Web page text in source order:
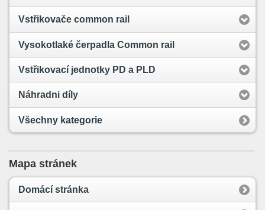
Vstřikovače common rail
Vysokotlaké čerpadla Common rail
Vstřikovací jednotky PD a PLD
Náhradni díly
Všechny kategorie
Mapa stránek
Domácí stránka